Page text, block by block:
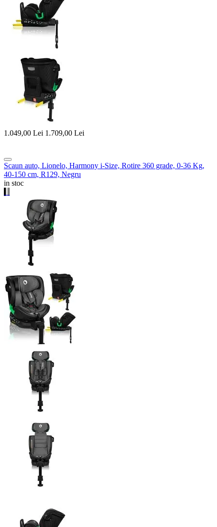
1.049,00 Lei 1.709,00 Lei
Scaun auto, Lionelo, Harmony i-Size, Rotire 360 grade, 0-36 Kg,
40-150 cm, R129, Negru
in stoc